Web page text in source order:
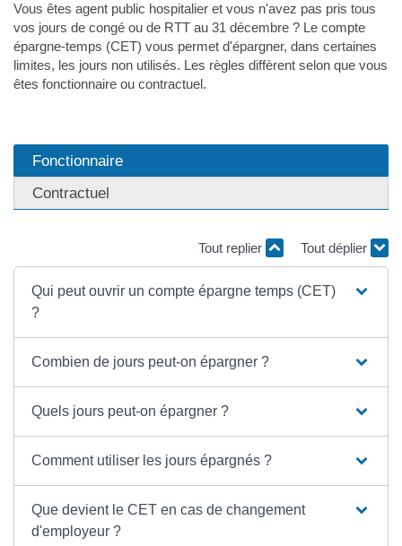
Vous êtes agent public hospitalier et vous n'avez pas pris tous
vos jours de congé ou de RTT au 31 décembre ? Le compte
épargne-temps (CET) vous permet d'épargner, dans certaines
limites, les jours non utilisés. Les règles diffèrent selon que vous
êtes fonctionnaire ou contractuel.
Fonctionnaire
Contractuel
Tout replier Tout déplier
Qui peut ouvrir un compte épargne temps (CET)
?
Combien de jours peut-on épargner ?
Quels jours peut-on épargner ?
Comment utiliser les jours épargnés ?
Que devient le CET en cas de changement
d'employeur ?